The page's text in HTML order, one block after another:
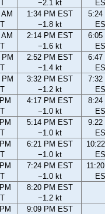
−2.1 kt
1:34 PM EST
−1.8 kt
5:24
2:14 PM EST
−1.6 kt
6:05
2:52 PM EST
−1.4 kt
6:47
3:32 PM EST
−1.2 kt
7:32
4:17 PM EST
−1.0 kt
8:24
5:14 PM EST
−1.0 kt
9:22
6:21 PM EST
−1.0 kt
7:24 PM EST
−1.0 kt
8:20 PM EST
−1.2 kt
9:09 PM EST